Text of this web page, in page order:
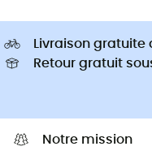
Livraison gratuite
Retour gratuit
Notre mission